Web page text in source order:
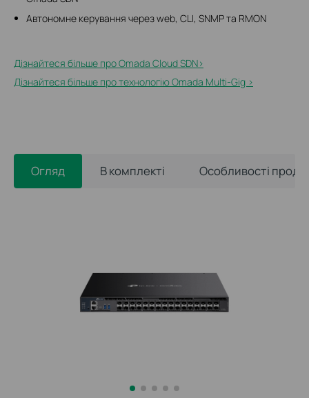
Автономне керування через web, CLI, SNMP та RMON
Дізнайтеся більше про Omada Cloud SDN>
Дізнайтеся більше про технологію Omada Multi-Gig >
Огляд В комплекті Особливості